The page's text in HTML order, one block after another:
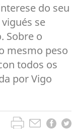
do seu
se
Sobre o
mesmo peso
todos os
por Vigo